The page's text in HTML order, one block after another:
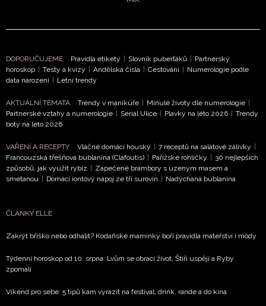
DOPORUČUJEME Pravidla etikety Slovník puberťáků
Partnerský
horoskop
Testy a kvízy Andělská čísla Cestování
Numerologie podle
data narození
Letní trendy
AKTUÁLNÍ TÉMATA Trendy v manikúře Minulé životy dle numerologie
Partnerské vztahy a numerologie
Seriál Ulice Plavky na léto 2026
Trendy
boty na léto 2026
VAŘENÍ A RECEPTY Vláčné domácí housky 7 receptů na salátové zálivky
Francouzská třešňová bublanina (Clafoutis)
Pařížské rohlíčky
30 nejlepších
způsobů, jak využít rybíz
Zapečené brambory s uzeným masem a
smetanou
Domácí iontový nápoj ze tří surovin Nadýchaná bublanina
ČLÁNKY ELLE
Zakrýt bříško nebo odhalit? Kodaňské maminky boří pravidla mateřství i módy
Týdenní horoskop od 10. srpna: Lvům se obrací život, Štíři uspějí a Ryby
zpomalí
Víkend pro sebe: 5 tipů kam vyrazit na festival, drink, rande a do kina